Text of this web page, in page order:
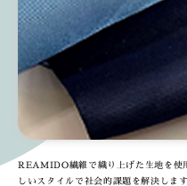
REAMIDO繊維で織り上げた生地を使
しいスタイルで社会的課題を解決します